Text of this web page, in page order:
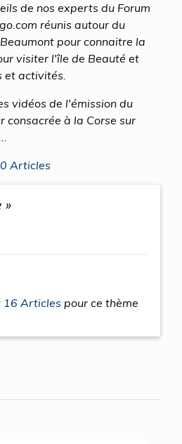
de nos experts du Forum
réunis autour du
pour connaitre la
visiter l'île de Beauté et
et activités.
vidéos de l'émission du
consacrée à la Corse sur
Articles
»
16 Articles pour ce thème